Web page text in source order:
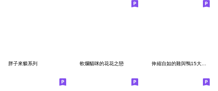
胖子來貘系列 軟爛貓咪的花花之戀 伸縮自如的雞與鴨15大爆走